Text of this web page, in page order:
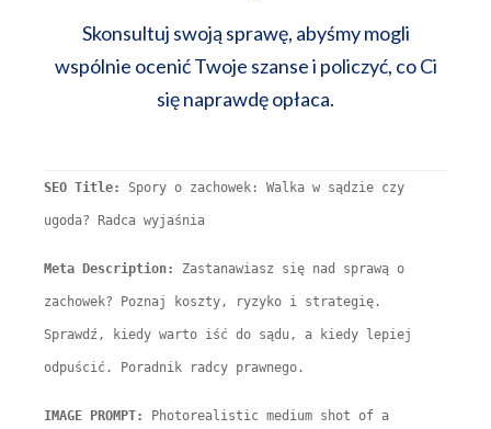
Skonsultuj swoją sprawę, abyśmy mogli
wspólnie ocenić Twoje szanse i policzyć, co Ci
się naprawdę opłaca.
SEO Title: Spory o zachowek: Walka w sądzie czy
ugoda? Radca wyjaśnia
Meta Description: Zastanawiasz się nad sprawą o
zachowek? Poznaj koszty, ryzyko i strategię.
Sprawdź, kiedy warto iść do sądu, a kiedy lepiej
odpuścić. Poradnik radcy prawnego.
IMAGE PROMPT: Photorealistic medium shot of a